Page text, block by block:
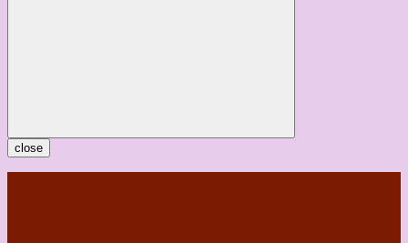
close